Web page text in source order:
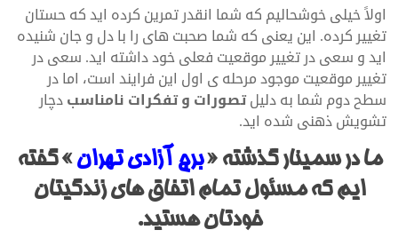
اولاً خیلی خوشحالیم که شما انقدر تمرین کرده اید که حستان
تغییر کرده. این یعنی که شما صحبت های را با دل و جان شنیده
اید و سعی در تغییر موقعیت فعلی خود داشته اید. سعی در
تغییر موقعیت موجود مرحله ی اول این فرایند است، اما در
سطح دوم شما به دلیلتصورات و تفکرات نامناسبدچار
تشویش ذهنی شده اید.
ما در سمینار گذشته «برج آزادی تهران» گفته
ایم که مسئول تمام اتفاق های زندگیتان
خودتان هستید.